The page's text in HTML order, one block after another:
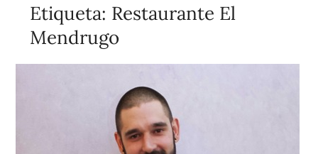
Etiqueta: Restaurante El
Mendrugo